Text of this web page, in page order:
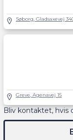
Søborg, Gladsaxevej
Greve, Agenavej 15
Bliv kontaktet, hvis